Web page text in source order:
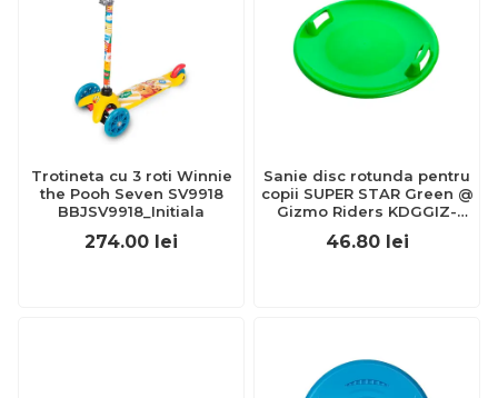
Trotineta cu 3 roti Winnie
the Pooh Seven SV9918
BBJSV9918_Initiala
274.00 lei
Sanie disc rotunda pentru
copii SUPER STAR Green @
Gizmo Riders KDGGIZ-
46.80 lei